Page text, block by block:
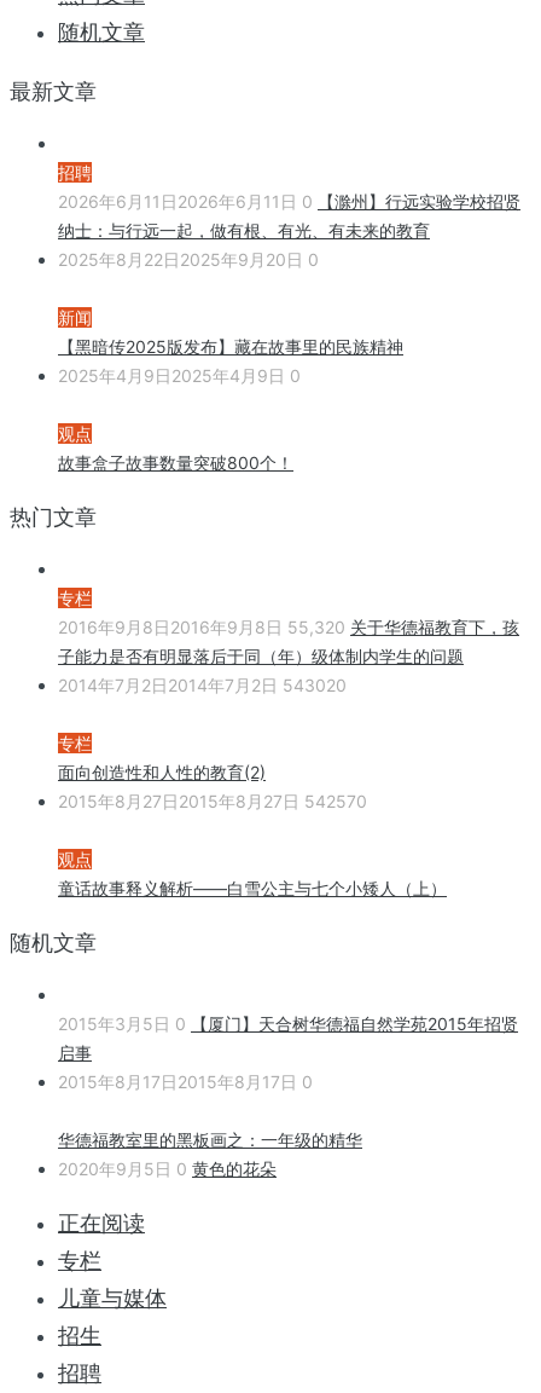
随机文章
最新文章
招聘
2026年6月11日2026年6月11日 0
【滁州】行远实验学校招贤
纳士：与行远一起，做有根、有光、有未来的教育
2025年8月22日2025年9月20日 0
新闻
【黑暗传2025版发布】藏在故事里的民族精神
2025年4月9日2025年4月9日 0
观点
故事盒子故事数量突破800个！
热门文章
专栏
2016年9月8日2016年9月8日 55,320 关于华德福教育下，孩
子能力是否有明显落后于同（年）级体制内学生的问题
2014年7月2日2014年7月2日 543020
专栏
面向创造性和人性的教育(2)
2015年8月27日2015年8月27日 542570
观点
童话故事释义解析——白雪公主与七个小矮人（上）
随机文章
2015年3月5日 0
【厦门】天合树华德福自然学苑2015年招贤
启事
2015年8月17日2015年8月17日 0
华德福教室里的黑板画之：一年级的精华
2020年9月5日 0 黄色的花朵
正在阅读
专栏
儿童与媒体
招生
招聘